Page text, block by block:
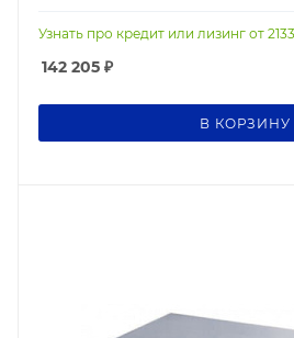
Узнать про кредит или лизинг от
142 205 ₽
В КОРЗИНУ